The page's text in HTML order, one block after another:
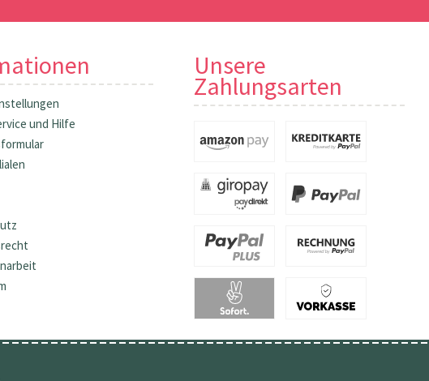
und Hilfe
Unsere
Zahlungsarten